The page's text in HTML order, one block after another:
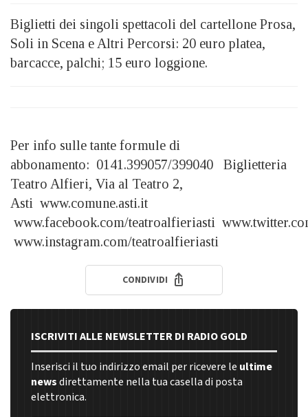
Biglietti dei singoli spettacoli del cartellone Prosa,
Soli in Scena e Altri Percorsi: 20 euro platea,
barcacce, palchi; 15 euro loggione.
Per info sulle tante formule di
abbonamento: 0141.399057/399040 Biglietteria
Teatro Alfieri, Via al Teatro 2,
Asti www.comune.asti.it
www.facebook.com/teatroalfieriasti
www.instagram.com/teatroalfieriasti
CONDIVIDI
ISCRIVITI ALLE NEWSLETTER DI RADIO GOLD
Inserisci il tuo indirizzo email per ricevere le ultime
newsdirettamente nella tua casella di posta
elettronica.